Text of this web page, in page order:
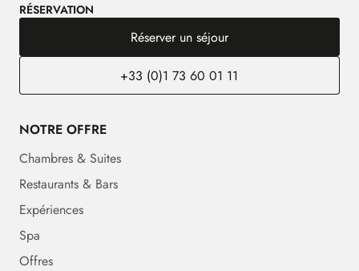
RÉSERVATION
Réserver un séjour
+33 (0)1 73 60 01 11
NOTRE OFFRE
Chambres & Suites
Restaurants & Bars
Expériences
Spa
Offres